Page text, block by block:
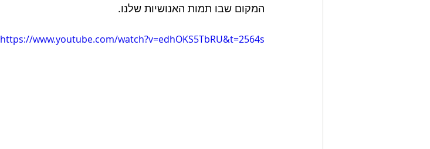
המקום שבו תמות האנושיות שלנו.
https://www.youtube.com/watch?v=edhOKS5TbRU&t=2564s